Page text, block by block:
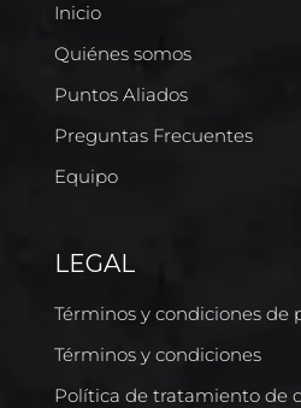
Inicio
Quiénes somos
Puntos Aliados
Preguntas Frecuentes
Equipo
LEGAL
Términos y condiciones de
Términos y condiciones
Política de tratamiento de